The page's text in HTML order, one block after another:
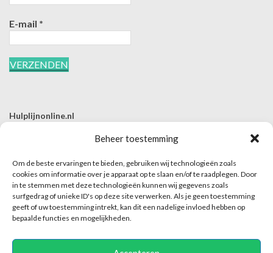
Beheer toestemming
Om de beste ervaringen te bieden, gebruiken wij technologieën zoals
cookies om informatie over je apparaat op te slaan en/of te raadplegen. Door
in te stemmen met deze technologieën kunnen wij gegevens zoals
surfgedrag of unieke ID's op deze site verwerken. Als je geen toestemming
geeft of uw toestemming intrekt, kan dit een nadelige invloed hebben op
bepaalde functies en mogelijkheden.
E-mail *
Hulplijnonline.nl
E | info@hulplijnonline.nl
Contactformulier
Over Hulplijnonline.nl
Het team van Hulplijnonline.nl